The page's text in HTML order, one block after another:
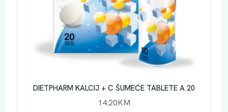
DIETPHARM KALCIJ + C ŠUMEĆE TABLETE A 20
14.20KM